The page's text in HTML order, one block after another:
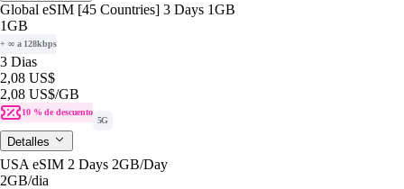
Global eSIM [45 Countries] 3 Days 1GB
1GB
+ ∞ a 128kbps
3 Dias
2,08 US$
2,08 US$/GB
10 % de descuento
5G
Detalles
USA eSIM 2 Days 2GB/Day
2GB/dia